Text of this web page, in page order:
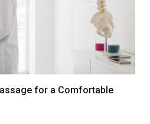
for a Comfortable